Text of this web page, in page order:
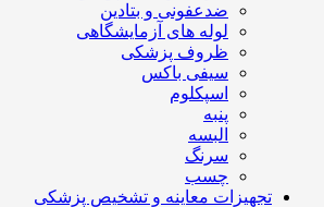
ضدعفونی و بتادین
لوله های آزمایشگاهی
ظروف پزشکی
سیفی باکس
اسپکلوم
پنبه
البسه
سرنگ
چسب
تجهیزات معاینه و تشخیص پزشکی